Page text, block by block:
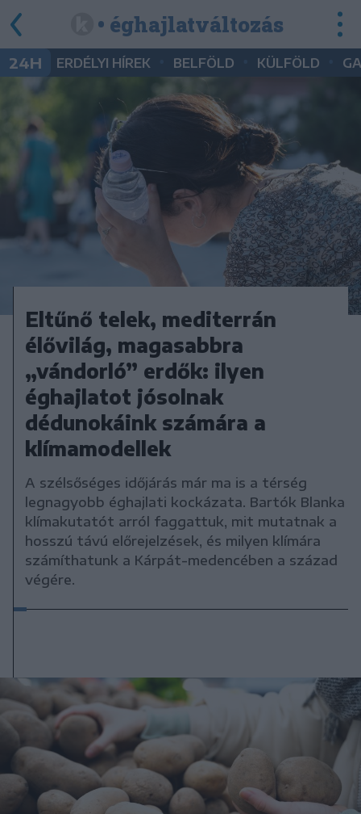
• éghajlatváltozás
24H ERDÉLYI HÍREK BELFÖLD KÜLFÖLD
Eltűnő telek, mediterrán
élővilág, magasabbra
„vándorló” erdők: ilyen
éghajlatot jósolnak
dédunokáink számára a
klímamodellek
A szélsőséges időjárás már ma is a térség
legnagyobb éghajlati kockázata. Bartók Blanka
klímakutatót arról faggattuk, mit mutatnak a
hosszú távú előrejelzések, és milyen klímára
számíthatunk a Kárpát-medencében a század
végére.